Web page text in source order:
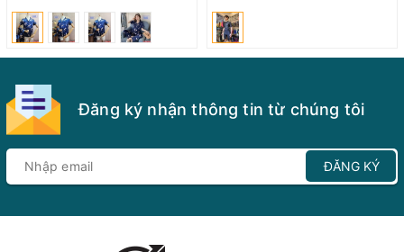
Đăng ký nhận thông tin từ chúng tôi
ĐĂNG KÝ